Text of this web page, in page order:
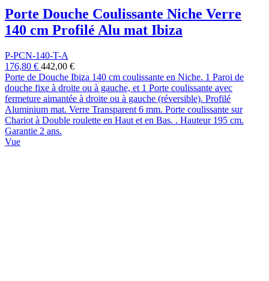
Porte Douche Coulissante Niche Verre
140 cm Profilé Alu mat Ibiza
P-PCN-140-T-A
176,80 € 442,00 €
Porte de Douche Ibiza 140 cm coulissante en Niche. 1 Paroi de
douche fixe à droite ou à gauche, et 1 Porte coulissante avec
fermeture aimantée à droite ou à gauche (réversible). Profilé
Aluminium mat. Verre Transparent 6 mm. Porte coulissante sur
Chariot à Double roulette en Haut et en Bas. . Hauteur 195 cm.
Garantie 2 ans.
Vue